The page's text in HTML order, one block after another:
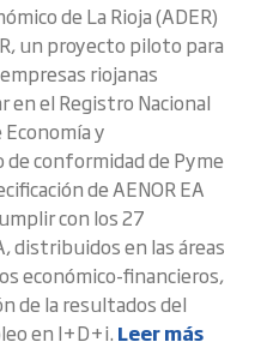
de La Rioja (ADER)
un proyecto piloto para
riojanas
en el Registro Nacional
y
conformidad de Pyme
de AENOR EA
con los 27
distribuidos en las áreas
económico-financieros,
de la resultados del
en I+D+i. Leer más